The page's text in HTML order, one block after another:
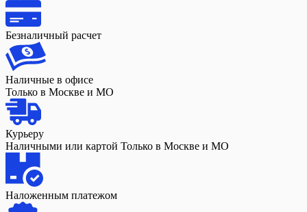
Безналичный расчет
Наличные в офисе
Только в Москве и МО
Курьеру
Наличными или картой Только в Москве и МО
Наложенным платежом